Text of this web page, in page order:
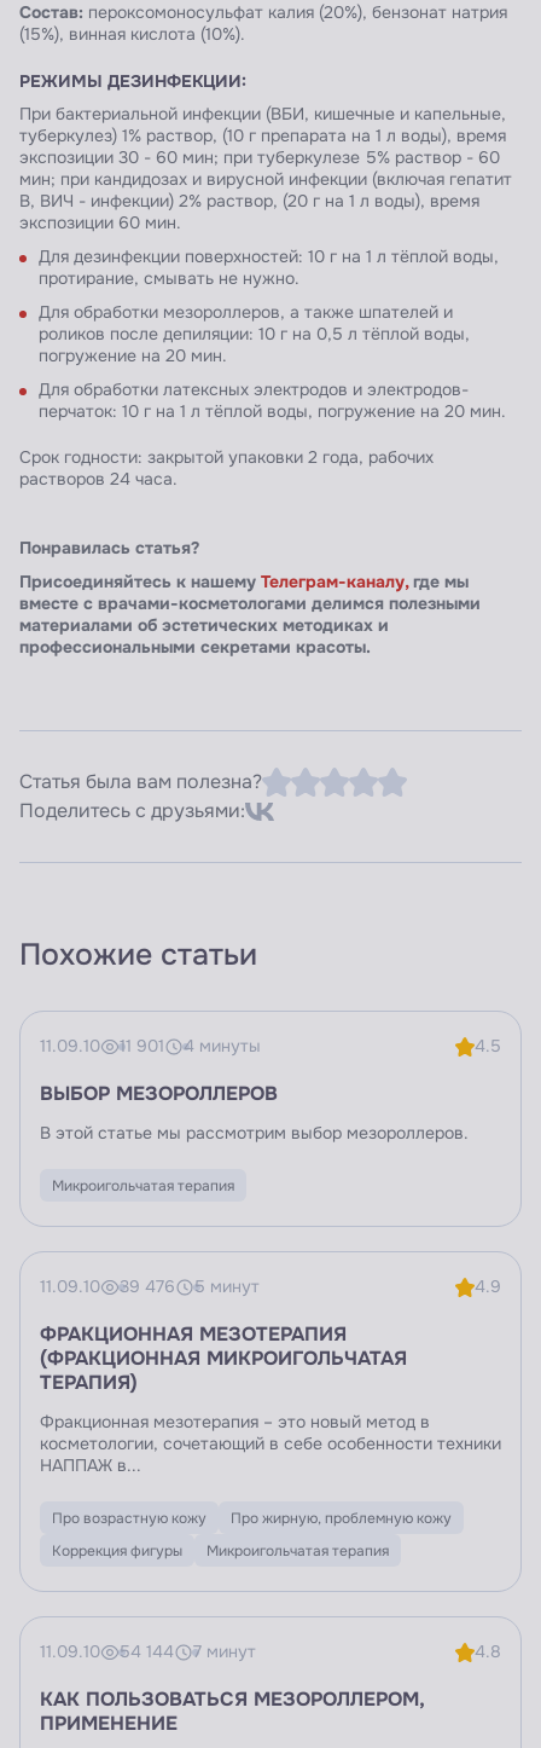
Состав: пероксомоносульфат калия (20%), бензонат натрия
(15%), винная кислота (10%).
РЕЖИМЫ ДЕЗИНФЕКЦИИ:
При бактериальной инфекции (ВБИ, кишечные и капельные,
туберкулез) 1% раствор, (10 г препарата на 1 л воды), время
экспозиции 30 - 60 мин; при туберкулезе 5% раствор - 60
мин; при кандидозах и вирусной инфекции (включая гепатит
В, ВИЧ - инфекции) 2% раствор, (20 г на 1 л воды), время
экспозиции 60 мин.
Для дезинфекции поверхностей: 10 г на 1 л тёплой воды,
протирание, смывать не нужно.
Для обработки мезороллеров, а также шпателей и
роликов после депиляции: 10 г на 0,5 л тёплой воды,
погружение на 20 мин.
Для обработки латексных электродов и электродов-
перчаток: 10 г на 1 л тёплой воды, погружение на 20 мин.
Срок годности: закрытой упаковки 2 года, рабочих
растворов 24 часа.
Понравилась статья?
Присоединяйтесь к нашему Телеграм-каналу,где мы
вместе с врачами-косметологами делимся полезными
материалами об эстетических методиках и
профессиональными секретами красоты.
Статья была вам полезна?
Поделитесь с друзьями:
Похожие статьи
11.09.10 11 901 4 минуты 4.5
ВЫБОР МЕЗОРОЛЛЕРОВ
В этой статье мы рассмотрим выбор мезороллеров.
Микроигольчатая терапия
11.09.10 39 476 5 минут 4.9
ФРАКЦИОННАЯ МЕЗОТЕРАПИЯ
(ФРАКЦИОННАЯ МИКРОИГОЛЬЧАТАЯ
ТЕРАПИЯ)
Фракционная мезотерапия – это новый метод в
косметологии, сочетающий в себе особенности техники
НАППАЖ в...
Про возрастную кожу
Про жирную, проблемную кожу
Коррекция фигуры
Микроигольчатая терапия
11.09.10 54 144 7 минут 4.8
КАК ПОЛЬЗОВАТЬСЯ МЕЗОРОЛЛЕРОМ,
ПРИМЕНЕНИЕ